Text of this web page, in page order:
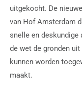
uitgekocht. De
van Hof Amsterdam
snelle en deskundige
de wet de gronden
kunnen worden
maakt.